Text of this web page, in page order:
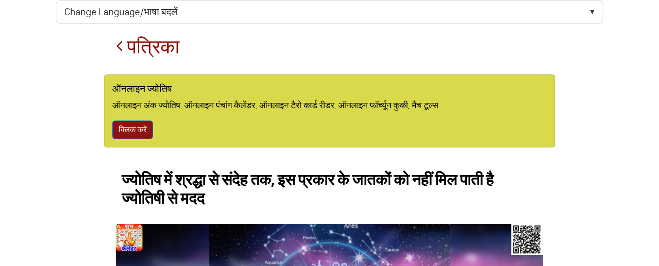
पत्रिका
ऑनलाइन ज्योतिष
ऑनलाइन अंक ज्योतिष, ऑनलाइन पंचांग कैलेंडर, ऑनलाइन टैरो कार्ड रीडर, ऑनलाइन फॉर्च्यून कुकी, मैच टूल्स
क्लिक करें
ज्योतिष में श्रद्धा से संदेह तक, इस प्रकार के जातकों को नहीं मिल पाती है
ज्योतिषी से मदद